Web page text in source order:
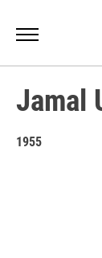
Jamal
1955